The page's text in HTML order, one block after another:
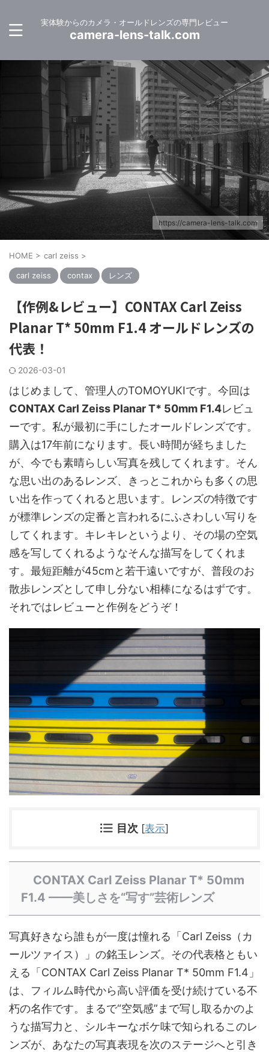
実体験からのカメラ・オールドレンズの専門レビュー
camera-lens-talk.com
https://camera-lens-talk.com
HOME > carl zeiss >
carl zeiss contax レンズ
【作例&レビュー】CONTAX Carl Zeiss
Planar T* 50mm F1.4 オールドレンズの
代表！
2026-03-01
はじめまして、管理人のTOMOYUKIです。今回は
CONTAX Carl Zeiss Planar T* 50mm F1.4レビュ
ーです。私が最初に手にしたオールドレンズです。
購入は17年前になります。長い時間が経ちました
が、今でも素晴らしい写真を残してくれます。そん
な思い出のあるレンズ、きっとこれからも多くの思
い出を作ってくれると思います。レンズの特徴です
が標準レンズの定番と言われるにふさわしい写りを
してくれます。キレキレというより、その場の空気
感を写してくれるようなそんな描写をしてくれま
す。最短距離が45cmと若干遠いですが、普段のお
散歩レンズとして申し分ない相棒になるはずです。
それではレビューと作例をどうぞ！
目次 [表示]
CONTAX Carl Zeiss Planar T* 50mm
F1.4 ——美しさを“写す”芸術レンズ
写真好きなら誰もが一度は憧れる「Carl Zeiss（カ
ールツァイス）」の銘玉レンズ。その代表格ともい
える「CONTAX Carl Zeiss Planar T* 50mm F1.4」
は、フィルム時代から高い評価を受け続けている不
朽の名作です。まるで“空気感”まで写し取るかのよ
うな描写力と、シルキーなボケ味で知られるこのレ
ンズが、あなたの写真表現を次のステージへと引き